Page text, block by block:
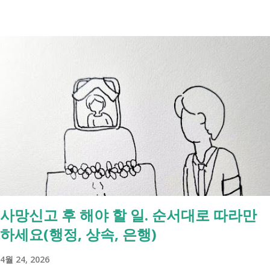
니다. 정부 업무계획 내용 추진 시기 3급 단일장애까지 장애인연금 지급
2027년 중증장애인 생계급여 부양의무자 기준 폐지 2027년 하반기 활동
지원서비스 65세 이후 선택권 보장 2027년 7월 최중증 발달장애인 24시
간 긴급돌봄 확대 확대 추진 장애인 공공일자리 지속 확대 계속 추진 ※
업무계획에 담긴 내용으로, 법 개정과 예산 반영 등을 거쳐 시행될 예정
입니다. 부모와 함께 살아도 장애인연금을 받을 수 있을까요? 이번 보건
복지부 업무계획이 발표된 뒤 많은 분들이 질문하셨습니다. "부모와 같이
살면 장애인연금을 받을 수 없나요?" "혼자 살아야만 받을 수 있는 건가
요?" 결론부터 말씀드리면 부모와 함께 거주한다는 이유만으로 장애인연
금을 받을 수 없는 것은 아닙니다. 많은 분들이 이번 업무계획에 포함된
로 생각하기 쉽지만, 두 제도는 지급 기준이 서로 다릅니다. 구분 장애인
사망신고 후 해야 할 일. 순서대로 따라만
하세요(행정, 상속, 은행)
4월 24, 2026